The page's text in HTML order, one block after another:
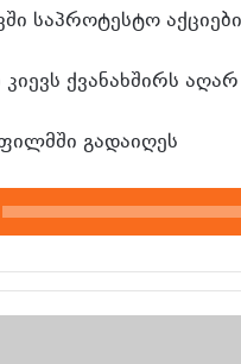
საპროტესტო
ქვანახშირს
გადაიღეს